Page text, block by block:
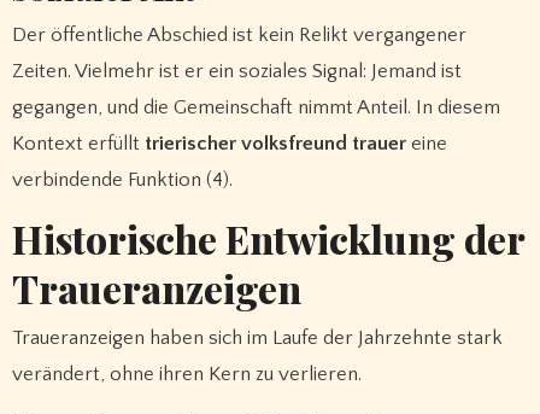
Der öffentliche Abschied ist kein Relikt vergangener
Zeiten. Vielmehr ist er ein soziales Signal: Jemand ist
gegangen, und die Gemeinschaft nimmt Anteil. In diesem
Kontext erfüllt trierischer volksfreund trauereine
verbindende Funktion (4).
Historische Entwicklung der
Traueranzeigen
Traueranzeigen haben sich im Laufe der Jahrzehnte stark
verändert, ohne ihren Kern zu verlieren.